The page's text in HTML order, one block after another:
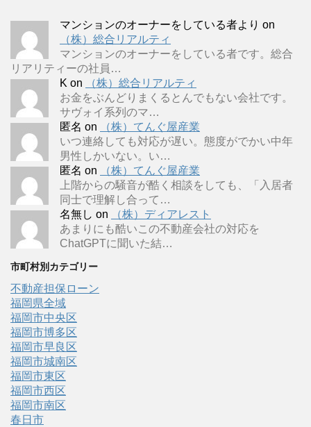
マンションのオーナーをしている者より on
（株）総合リアルティ
マンションのオーナーをしている者です。総合
リアリティーの社員…
K on
（株）総合リアルティ
お金をぶんどりまくるとんでもない会社です。
サヴォイ系列のマ…
匿名 on
（株）てんぐ屋産業
いつ連絡しても対応が遅い。態度がでかい中年
男性しかいない。い…
匿名 on
（株）てんぐ屋産業
上階からの騒音が酷く相談をしても、「入居者
同士で理解し合って…
名無し on
（株）ディアレスト
あまりにも酷いこの不動産会社の対応を
ChatGPTに聞いた結…
市町村別カテゴリー
不動産担保ローン
福岡県全域
福岡市中央区
福岡市博多区
福岡市早良区
福岡市城南区
福岡市東区
福岡市西区
福岡市南区
春日市